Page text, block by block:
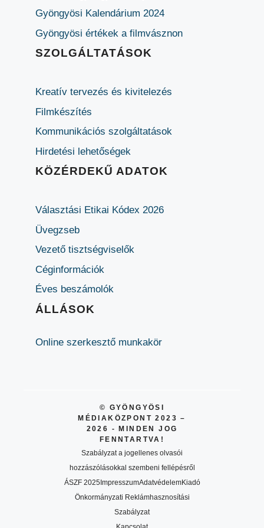
Gyöngyösi Kalendárium 2024
Gyöngyösi értékek a filmvásznon
SZOLGÁLTATÁSOK
Kreatív tervezés és kivitelezés
Filmkészítés
Kommunikációs szolgáltatások
Hirdetési lehetőségek
KÖZÉRDEKŰ ADATOK
Választási Etikai Kódex 2026
Üvegzseb
Vezető tisztségviselők
Céginformációk
Éves beszámolók
ÁLLÁSOK
Online szerkesztő munkakör
© GYÖNGYÖSI
MÉDIAKÖZPONT 2023 –
2026 - MINDEN JOG
FENNTARTVA!
Szabályzat a jogellenes olvasói
hozzászólásokkal szembeni fellépésről
ÁSZF 2025ImpresszumAdatvédelemKiadó
Önkormányzati Reklámhasznosítási
Szabályzat